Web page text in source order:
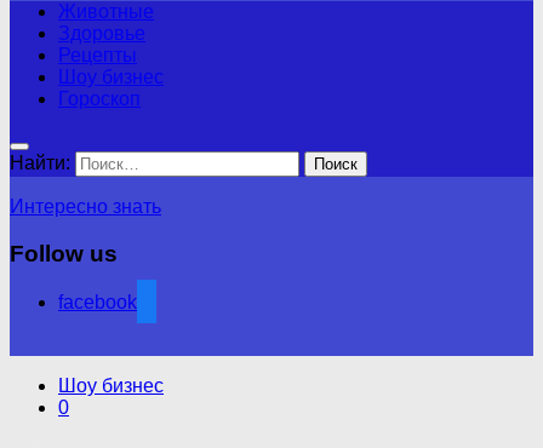
Животные
Здоровье
Рецепты
Шоу бизнес
Гороскоп
Найти:
Интересно знать
Follow us
facebook
Шоу бизнес
0